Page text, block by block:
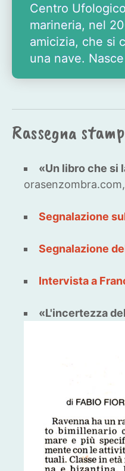
Centro
marineria, nel
amicizia, che si
una nave.
Rassegna
«Un libro che si
Segnalazione
Segnalazione
Intervista a
«L'incertezza